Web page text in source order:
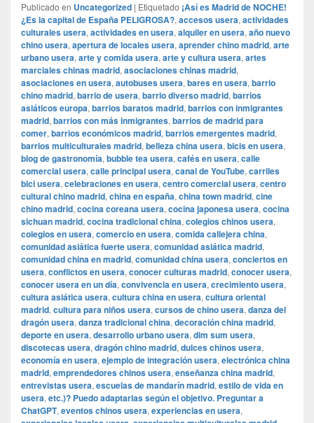
Publicado en Uncategorized | Etiquetado ¡Así es Madrid de NOCHE!
¿Es la capital de España PELIGROSA?, accesos usera, actividades
culturales usera, actividades en usera, alquiler en usera, año nuevo
chino usera, apertura de locales usera, aprender chino madrid, arte
urbano usera, arte y comida usera, arte y cultura usera, artes
marciales chinas madrid, asociaciones chinas madrid,
asociaciones en usera, autobuses usera, bares en usera, barrio
chino madrid, barrio de usera, barrio diverso madrid, barrios
asiáticos europa, barrios baratos madrid, barrios con inmigrantes
madrid, barrios con más inmigrantes, barrios de madrid para
comer, barrios económicos madrid, barrios emergentes madrid,
barrios multiculturales madrid, belleza china usera, bicis en usera,
blog de gastronomía, bubble tea usera, cafés en usera, calle
comercial usera, calle principal usera, canal de YouTube, carriles
bici usera, celebraciones en usera, centro comercial usera, centro
cultural chino madrid, china en españa, china town madrid, cine
chino madrid, cocina coreana usera, cocina japonesa usera, cocina
sichuan madrid, cocina tradicional china, colegios chinos usera,
colegios en usera, comercio en usera, comida callejera china,
comunidad asiática fuerte usera, comunidad asiática madrid,
comunidad china en madrid, comunidad china usera, conciertos en
usera, conflictos en usera, conocer culturas madrid, conocer usera,
conocer usera en un día, convivencia en usera, crecimiento usera,
cultura asiática usera, cultura china en usera, cultura oriental
madrid, cultura para niños usera, cursos de chino usera, danza del
dragón usera, danza tradicional china, decoración china madrid,
deporte en usera, desarrollo urbano usera, dim sum usera,
discotecas usera, dragón chino madrid, dulces chinos usera,
economía en usera, ejemplo de integración usera, electrónica china
madrid, emprendedores chinos usera, enseñanza china madrid,
entrevistas usera, escuelas de mandarín madrid, estilo de vida en
usera, etc.)? Puedo adaptarlas según el objetivo. Preguntar a
ChatGPT, eventos chinos usera, experiencias en usera,